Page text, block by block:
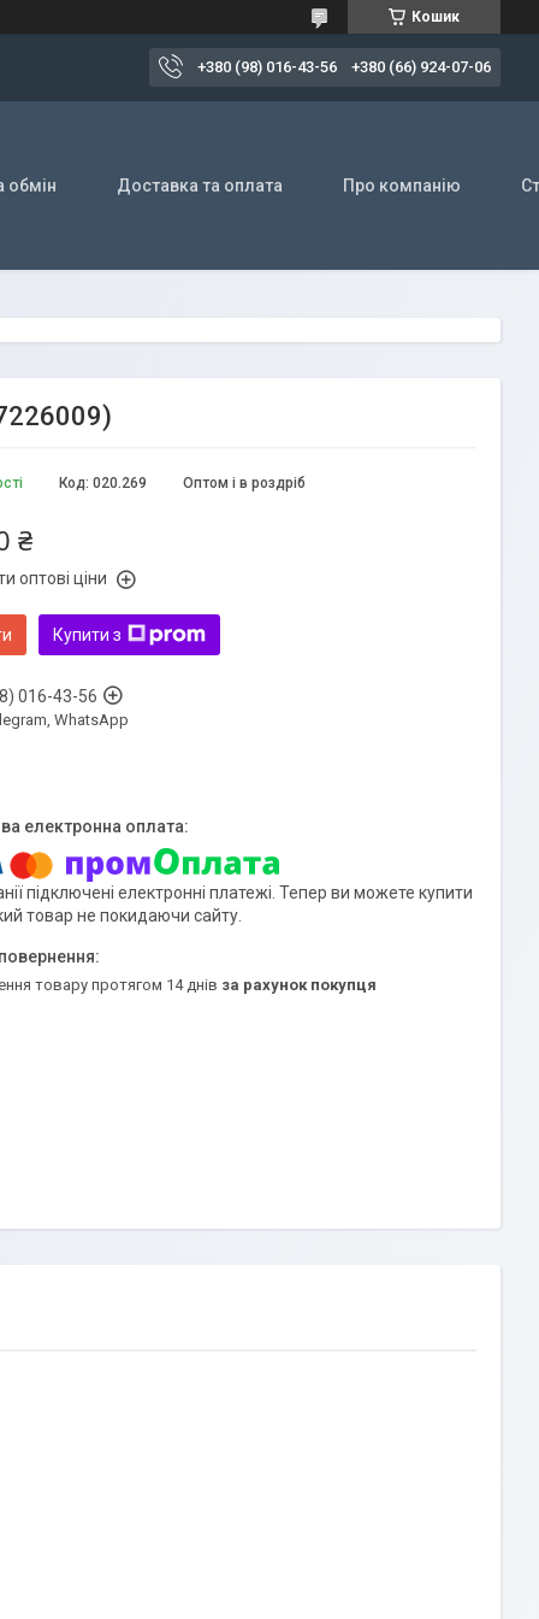
Кошик
+380 (98) 016-43-56 +380 (66) 924-07-06
обмін Доставка та оплата Про компанію
Оптом і в роздріб
Код: 020.269
₴
оптові ціни
Купити з
016-43-56
WhatsApp
підключені електронні платежі. Тепер ви можете купити
товар не покидаючи сайту.
товару протягом 14 днів за рахунок покупця